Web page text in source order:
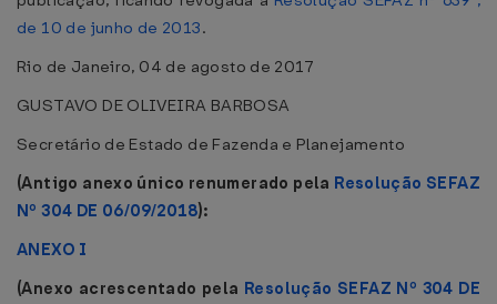
de 10 de junho de 2013.
Rio de Janeiro, 04 de agosto de 2017
GUSTAVO DE OLIVEIRA BARBOSA
Secretário de Estado de Fazenda e Planejamento
(Antigo anexo único renumerado pela Resolução SEFAZ
Nº 304 DE 06/09/2018):
ANEXO I
(Anexo acrescentado pela Resolução SEFAZ Nº 304 DE